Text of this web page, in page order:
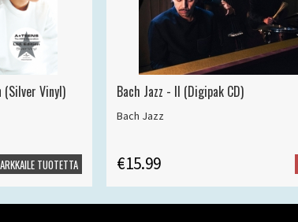
(Silver Vinyl)
TUOTETTA
Bach Jazz - II (Digipak CD)
Bach Jazz
€15.99